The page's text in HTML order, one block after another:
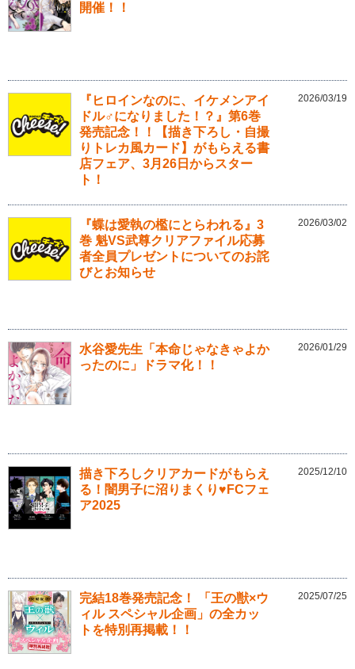
開催！！
『ヒロインなのに、イケメンアイ
ドル♂になりました！？』第6巻
発売記念！！【描き下ろし・自撮
りトレカ風カード】がもらえる書
店フェア、3月26日からスター
ト！
2026/03/19
『蝶は愛執の檻にとらわれる』3
巻 魁VS武尊クリアファイル応募
者全員プレゼントについてのお詫
びとお知らせ
2026/03/02
水谷愛先生「本命じゃなきゃよか
ったのに」ドラマ化！！
2026/01/29
描き下ろしクリアカードがもらえ
る！闇男子に沼りまくり♥FCフェ
ア2025
2025/12/10
完結18巻発売記念！ 「王の獣×ウ
ィル スペシャル企画」の全カッ
トを特別再掲載！！
2025/07/25